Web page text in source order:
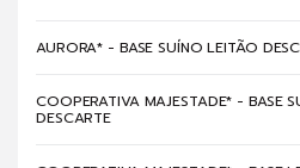
AURORA* - BASE SUÍNO LEITÃO
COOPERATIVA MAJESTADE* - BASE
DESCARTE